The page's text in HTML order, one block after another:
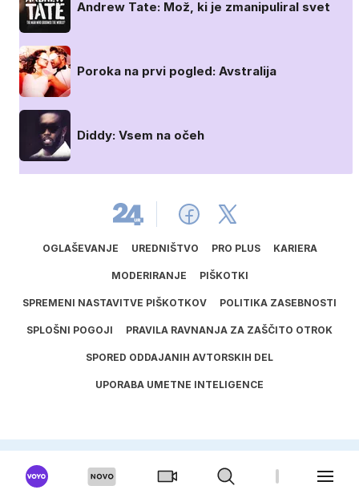
Andrew Tate: Mož, ki je zmanipuliral svet
Poroka na prvi pogled: Avstralija
Diddy: Vsem na očeh
OGLAŠEVANJE UREDNIŠTVO PRO PLUS KARIERA
MODERIRANJE PIŠKOTKI
SPREMENI NASTAVITVE PIŠKOTKOV POLITIKA ZASEBNOSTI
SPLOŠNI POGOJI PRAVILA RAVNANJA ZA ZAŠČITO OTROK
SPORED ODDAJANIH AVTORSKIH DEL
UPORABA UMETNE INTELIGENCE